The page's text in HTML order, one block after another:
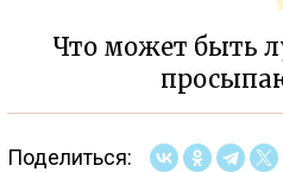
Что может быть
Поделиться: